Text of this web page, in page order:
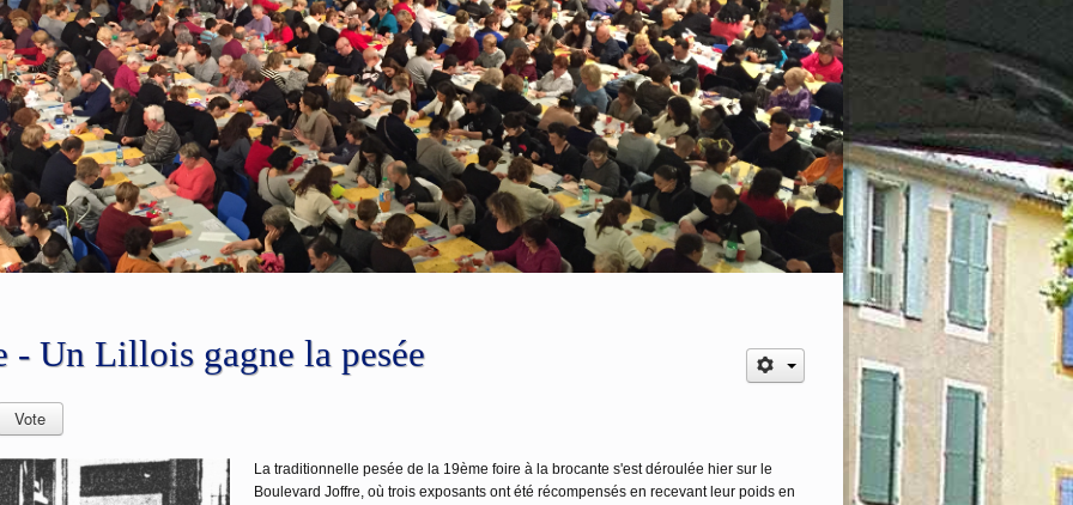
ROSE 2026
Urban Race" en haut de L'affiche. Tous en Rose avec Joa Joie DIMANCHE 25 OCTOBRE 2026 l'Urban race est de
- Un Lillois gagne la pesée
La traditionnelle pesée de la 19ème foire à la brocante s'est déroulée hier sur le
Boulevard Joffre, où trois exposants ont été récompensés en recevant leur poids en